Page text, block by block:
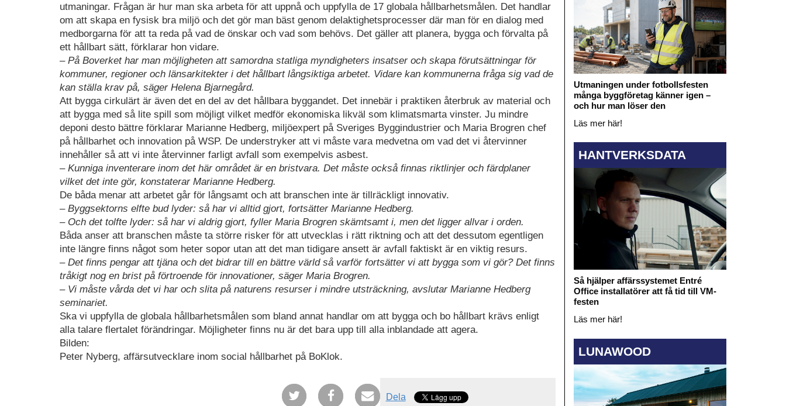
utmaningar. Frågan är hur man ska arbeta för att uppnå och uppfylla de 17 globala hållbarhetsmålen. Det handlar
om att skapa en fysisk bra miljö och det gör man bäst genom delaktighetsprocesser där man för en dialog med
medborgarna för att ta reda på vad de önskar och vad som behövs. Det gäller att planera, bygga och förvalta på
ett hållbart sätt, förklarar hon vidare.
– På Boverket har man möjligheten att samordna statliga myndigheters insatser och skapa förutsättningar för
kommuner, regioner och länsarkitekter i det hållbart långsiktiga arbetet. Vidare kan kommunerna fråga sig vad de
kan ställa krav på, säger Helena Bjarnegård.
Att bygga cirkulärt är även det en del av det hållbara byggandet. Det innebär i praktiken återbruk av material och
att bygga med så lite spill som möjligt vilket medför ekonomiska likväl som klimatsmarta vinster. Ju mindre
deponi desto bättre förklarar Marianne Hedberg, miljöexpert på Sveriges Byggindustrier och Maria Brogren chef
på hållbarhet och innovation på WSP. De understryker att vi måste vara medvetna om vad det vi återvinner
innehåller så att vi inte återvinner farligt avfall som exempelvis asbest.
– Kunniga inventerare inom det här området är en bristvara. Det måste också finnas riktlinjer och färdplaner
vilket det inte gör, konstaterar Marianne Hedberg.
De båda menar att arbetet går för långsamt och att branschen inte är tillräckligt innovativ.
– Byggsektorns elfte bud lyder: så har vi alltid gjort, fortsätter Marianne Hedberg.
– Och det tolfte lyder: så har vi aldrig gjort, fyller Maria Brogren skämtsamt i, men det ligger allvar i orden.
Båda anser att branschen måste ta större risker för att utvecklas i rätt riktning och att det dessutom egentligen
inte längre finns något som heter sopor utan att det man tidigare ansett är avfall faktiskt är en viktig resurs.
– Det finns pengar att tjäna och det bidrar till en bättre värld så varför fortsätter vi att bygga som vi gör? Det finns
tråkigt nog en brist på förtroende för innovationer, säger Maria Brogren.
– Vi måste vårda det vi har och slita på naturens resurser i mindre utsträckning, avslutar Marianne Hedberg
seminariet.
Ska vi uppfylla de globala hållbarhetsmålen som bland annat handlar om att bygga och bo hållbart krävs enligt
alla talare flertalet förändringar. Möjligheter finns nu är det bara upp till alla inblandade att agera.
Bilden:
Peter Nyberg, affärsutvecklare inom social hållbarhet på BoKlok.
Dela
Utmaningen under fotbollsfesten
många byggföretag känner igen –
och hur man löser den
Läs mer här!
HANTVERKSDATA
Så hjälper affärssystemet Entré
Office installatörer att få tid till VM-
festen
Läs mer här!
LUNAWOOD